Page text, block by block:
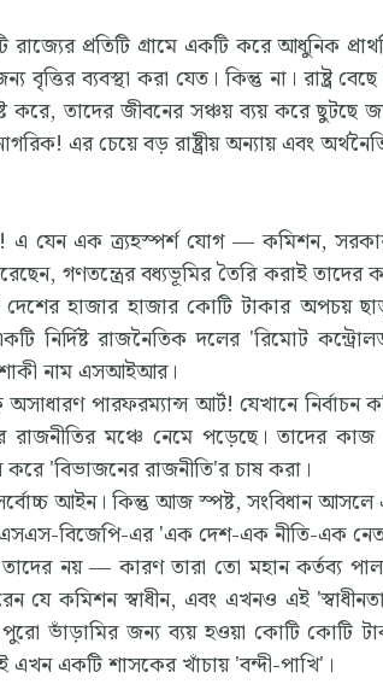
প্রতিটি গ্রামে একটি করে আধুনিক
বৃত্তির ব্যবস্থা করা যেত। কিন্তু না। রাষ্ট্র
করে, তাদের জীবনের সঞ্চয় ব্যয় করে ছুটছে
এর চেয়ে বড় রাষ্ট্রীয় অন্যায় এবং
এ যেন এক ত্র্যহস্পর্শ যোগ — কমিশন,
গণতন্ত্রের বধ্যভূমির তৈরি করাই তাদের
হাজার হাজার কোটি টাকার অপচয়
নির্দিষ্ট রাজনৈতিক দলের 'রিমোট
নাম এসআইআর।
পারফরম্যান্স আর্ট! যেখানে নির্বাচন
রাজনীতির মঞ্চে নেমে পড়েছে। তাদের
করে 'বিভাজনের রাজনীতি'র চাষ করা।
আইন। কিন্তু আজ স্পষ্ট, সংবিধান আসলে
বিজেপি-এর 'এক দেশ-এক নীতি-এক
তাদের নয় — কারণ তারা তো মহান কর্তব্য
যে কমিশন স্বাধীন, এবং এখনও এই
ভাঁড়ামির জন্য ব্যয় হওয়া কোটি কোটি
এখন একটি শাসকের খাঁচায় 'বন্দী-পাখি'।